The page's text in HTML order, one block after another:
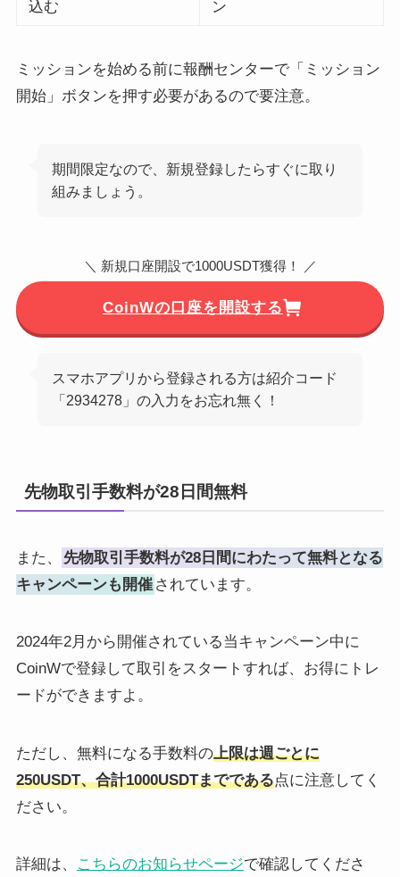
込む ン
ミッションを始める前に報酬センターで「ミッション
開始」ボタンを押す必要があるので要注意。
期間限定なので、新規登録したらすぐに取り
組みましょう。
＼ 新規口座開設で1000USDT獲得！ ／
CoinWの口座を開設する
スマホアプリから登録される方は紹介コード
「2934278」の入力をお忘れ無く！
先物取引手数料が28日間無料
また、
先物取引手数料が28日間にわたって無料となる
キャンペーンも開催 されています。
2024年2月から開催されている当キャンペーン中に
CoinWで登録して取引をスタートすれば、お得にトレ
ードができますよ。
ただし、無料になる手数料の上限は週ごとに
250USDT、合計1000USDTまでである点に注意してく
ださい。
詳細は、 こちらのお知らせページで確認してくださ